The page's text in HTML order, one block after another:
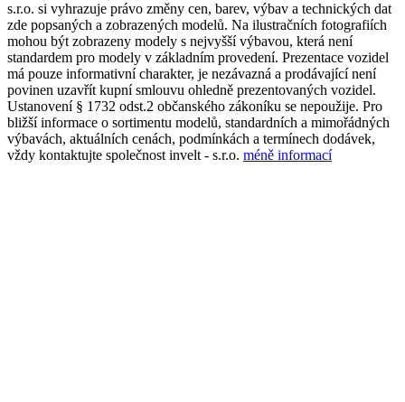
s.r.o. si vyhrazuje právo změny cen, barev, výbav a technických dat
zde popsaných a zobrazených modelů. Na ilustračních fotografiích
mohou být zobrazeny modely s nejvyšší výbavou, která není
standardem pro modely v základním provedení. Prezentace vozidel
má pouze informativní charakter, je nezávazná a prodávající není
povinen uzavřít kupní smlouvu ohledně prezentovaných vozidel.
Ustanovení § 1732 odst.2 občanského zákoníku se nepoužije. Pro
bližší informace o sortimentu modelů, standardních a mimořádných
výbavách, aktuálních cenách, podmínkách a termínech dodávek,
vždy kontaktujte společnost invelt - s.r.o. méně informací